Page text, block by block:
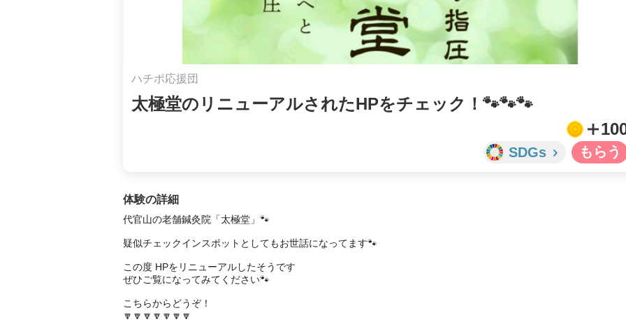
ハチポ応援団
太極堂のリニューアルされたHPをチェック！🐾🐾🐾
SDGs
体験の詳細
代官山の老舗鍼灸院「太極堂」🐾
疑似チェックインスポットとしてもお世話になってます🐾
この度 HPをリニューアルしたそうです
ぜひご覧になってみてください🐾
こちらからどうぞ！
🔽🔽🔽🔽🔽🔽🔽